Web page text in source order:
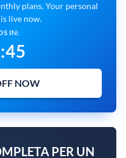
plans. Your personal
live now.
IN:
:44
NOW
PER UN